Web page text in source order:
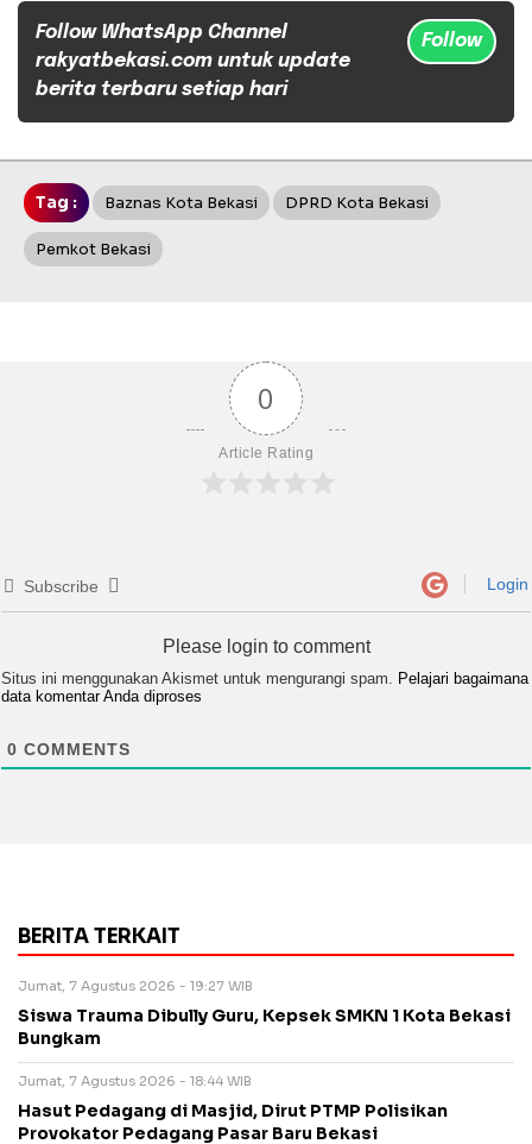
Follow WhatsApp Channel
rakyatbekasi.com untuk update
berita terbaru setiap hari
Follow
Tag : Baznas Kota Bekasi DPRD Kota Bekasi
Pemkot Bekasi
0
Article Rating
Subscribe Login
Please login to comment
Situs ini menggunakan Akismet untuk mengurangi spam.
Pelajari bagaimana
data komentar Anda diproses
0 COMMENTS
BERITA TERKAIT
Jumat, 7 Agustus 2026 - 19:27 WIB
Siswa Trauma Dibully Guru, Kepsek SMKN 1 Kota Bekasi
Bungkam
Jumat, 7 Agustus 2026 - 18:44 WIB
Hasut Pedagang di Masjid, Dirut PTMP Polisikan
Provokator Pedagang Pasar Baru Bekasi